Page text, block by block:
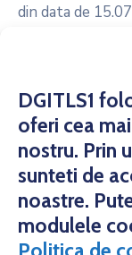
DGITLS1
oferi cea
nostru. Prin
sunteti de
noastre.
modulele
din data de
14.07.2026
Copyright ©